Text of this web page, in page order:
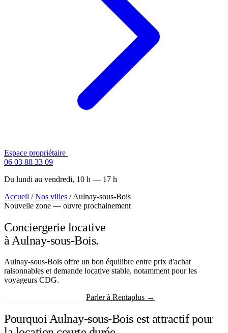
Espace propriétaire
06 03 88 33 09
Du lundi au vendredi, 10 h — 17 h
Accueil / Nos villes / Aulnay-sous-Bois
Nouvelle zone — ouvre prochainement
Conciergerie locative
à Aulnay-sous-Bois.
Aulnay-sous-Bois offre un bon équilibre entre prix d'achat
raisonnables et demande locative stable, notamment pour les
voyageurs CDG.
Parler à Rentaplus →
Pourquoi Aulnay-sous-Bois est attractif pour